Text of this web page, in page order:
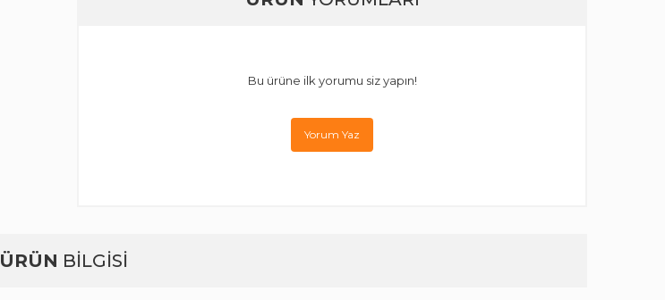
Bu ürüne ilk yorumu siz yapın!
Yorum Yaz
ÜRÜN BİLGİSİ